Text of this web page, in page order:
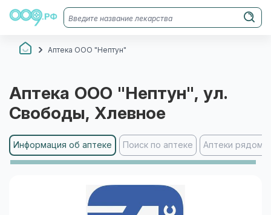
Аптека ООО "Нептун"
Аптека ООО "Нептун", ул.
Свободы, Хлевное
Информация об аптеке Поиск по аптеке Аптеки рядом